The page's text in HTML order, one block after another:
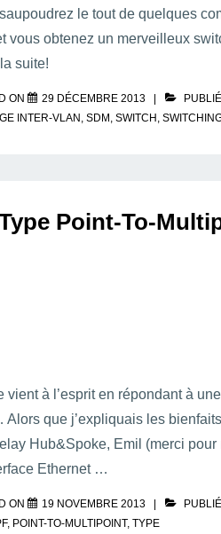
le tout de quelques
vous obtenez un merveilleux
suite!
ON 29 DÉCEMBRE 2013
INTER-VLAN , SDM , SWITCH ,
Point-To-
vient à l’esprit en répondant à
que j’expliquais les
Hub&Spoke, Emil (merci
Ethernet …
ON 19 NOVEMBRE 2013
, POINT-TO-MULTIPOINT, TYPE